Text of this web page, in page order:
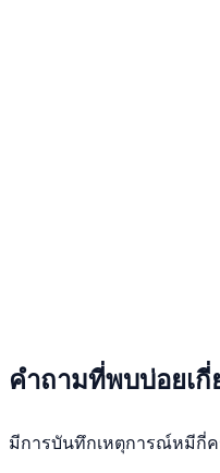
คำถามที่พบบ่อยเกี่
มีการบันทึกเหตุการณ์หมีกี่ค